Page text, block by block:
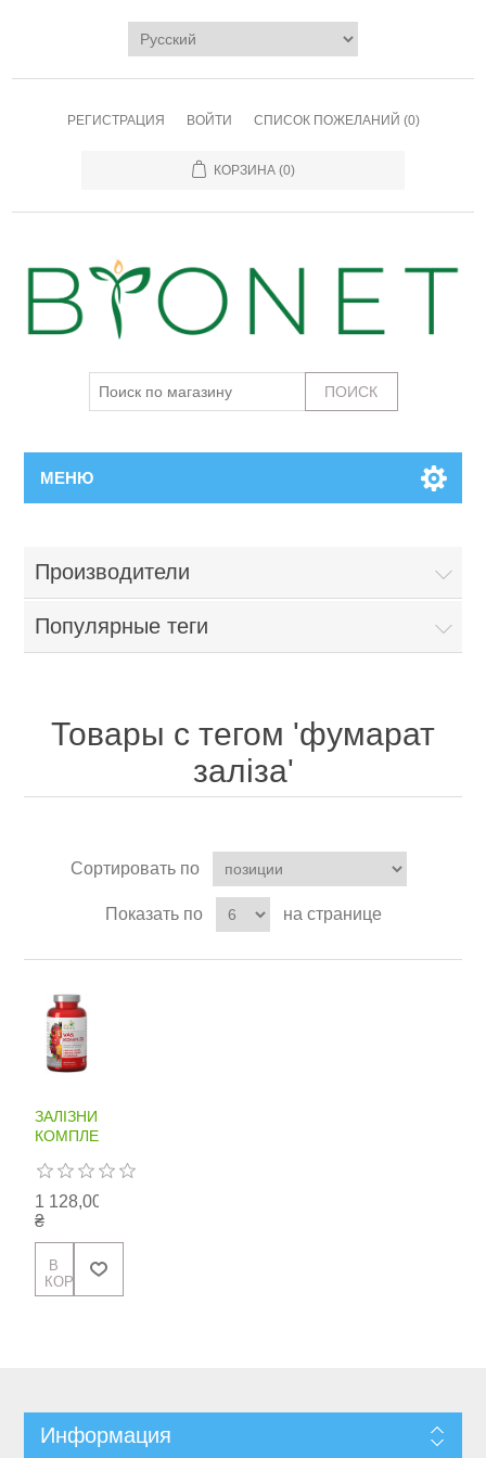
РЕГИСТРАЦИЯ ВОЙТИ СПИСОК ПОЖЕЛАНИЙ (0)
КОРЗИНА (0)
МЕНЮ
Производители
Популярные теги
Товары с тегом 'фумарат
заліза'
Сортировать по
Показать по на странице
ЗАЛІЗНИЙ
КОМПЛЕКС
1 128,00
₴
Информация